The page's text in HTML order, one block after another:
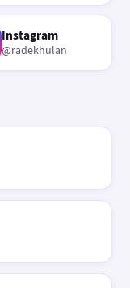
Instagram
@radekhulan